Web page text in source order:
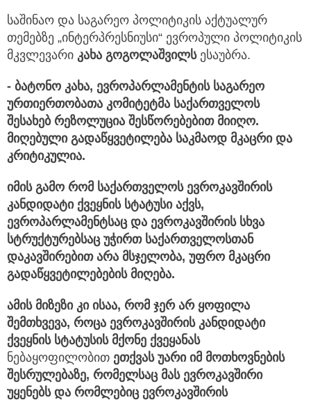
საშინაო და საგარეო პოლიტიკის აქტუალურ
თემებზე „ინტერპრესნიუსი“ ევროპული პოლიტიკის
მკვლევარი კახა გოგოლაშვილს ესაუბრა.
- ბატონო კახა, ევროპარლამენტის საგარეო
ურთიერთობათა კომიტეტმა საქართველოს
შესახებ რეზოლუცია შესწორებებით მიიღო.
მიღებული გადაწყვეტილება საკმაოდ მკაცრი და
კრიტიკულია.
იმის გამო რომ საქართველოს ევროკავშირის
კანდიდატი ქვეყნის სტატუსი აქვს,
ევროპარლამენტსაც და ევროკავშირის სხვა
სტრუქტურებსაც უჭირთ საქართველოსთან
დაკავშირებით არა მსჯელობა, უფრო მკაცრი
გადაწყვეტილებების მიღება.
ამის მიზეზი კი ისაა, რომ ჯერ არ ყოფილა
შემთხვევა, როცა ევროკავშირის კანდიდატი
ქვეყნის სტატუსის მქონე ქვეყანას
ნებაყოფილობით ეთქვას უარი იმ მოთხოვნების
შესრულებაზე, რომელსაც მას ევროკავშირი
უყენებს და რომლებიც ევროკავშირის